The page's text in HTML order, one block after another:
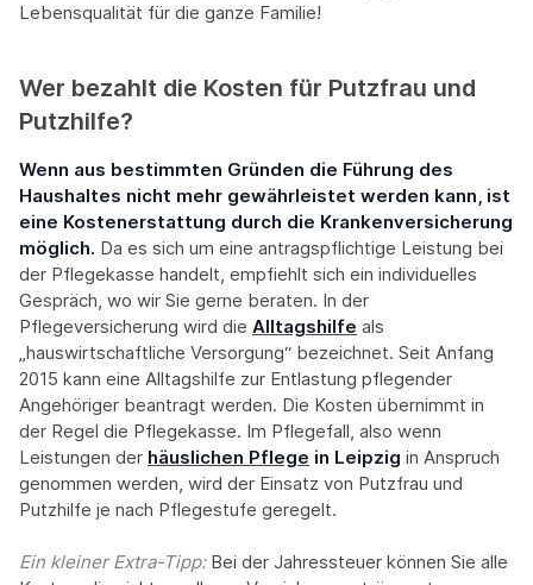
Lebensqualität für die ganze Familie!
Wer bezahlt die Kosten für Putzfrau und
Putzhilfe?
Wenn aus bestimmten Gründen die Führung des
Haushaltes nicht mehr gewährleistet werden kann, ist
eine Kostenerstattung durch die Krankenversicherung
möglich. Da es sich um eine antragspflichtige Leistung bei
der Pflegekasse handelt, empfiehlt sich ein individuelles
Gespräch, wo wir Sie gerne beraten. In der
Pflegeversicherung wird die Alltagshilfe als
„hauswirtschaftliche Versorgung“ bezeichnet. Seit Anfang
2015 kann eine Alltagshilfe zur Entlastung pflegender
Angehöriger beantragt werden. Die Kosten übernimmt in
der Regel die Pflegekasse. Im Pflegefall, also wenn
Leistungen der häuslichen Pflege in Leipzig in Anspruch
genommen werden, wird der Einsatz von Putzfrau und
Putzhilfe je nach Pflegestufe geregelt.
Ein kleiner Extra-Tipp:‍ Bei der Jahressteuer können Sie alle